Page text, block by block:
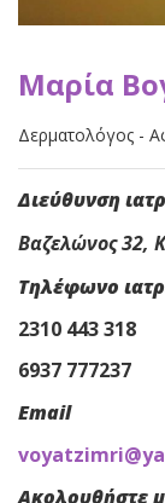
Μαρία
Δερματολόγος -
Διεύθυνση
Bαζελώνος 32,
Tηλέφωνο
2310 443 318
6937 777237
Email
Ακολουθήστε